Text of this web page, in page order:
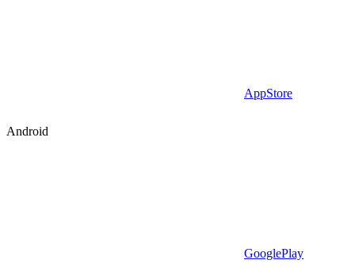
AppStore
Android
GooglePlay